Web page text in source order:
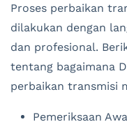
Proses perbaikan
dilakukan dengan
dan profesional.
tentang bagaimana
perbaikan transmisi
Pemeriksaan